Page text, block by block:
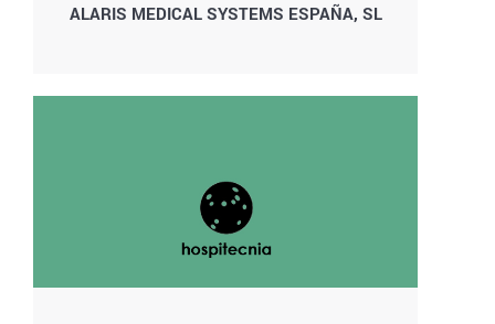
ALARIS MEDICAL SYSTEMS ESPAÑA, SL